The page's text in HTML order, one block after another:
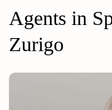
Agents in
Zurigo